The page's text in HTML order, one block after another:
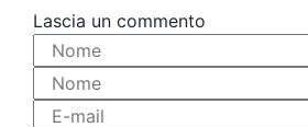
Lascia un commento
Nome
Nome
E-mail